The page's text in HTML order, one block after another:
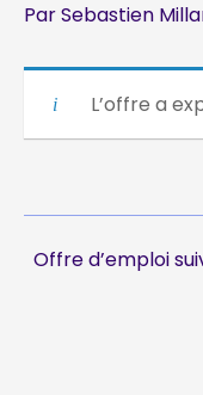
ParSebastien
L’offre a
Offre d’emploi